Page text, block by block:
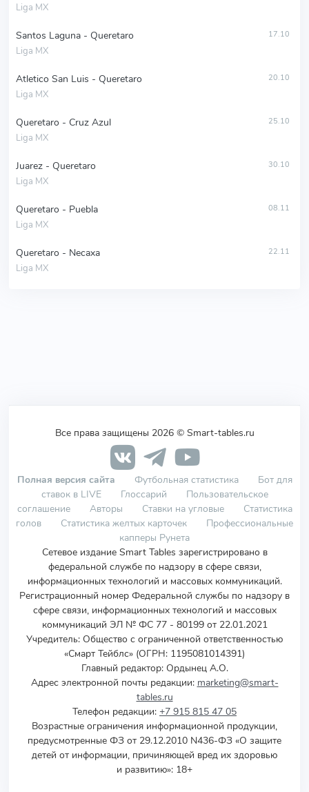
Liga MX
Santos Laguna - Queretaro
Liga MX
17.10
Atletico San Luis - Queretaro
Liga MX
20.10
Queretaro - Cruz Azul
Liga MX
25.10
Juarez - Queretaro
Liga MX
30.10
Queretaro - Puebla
Liga MX
08.11
Queretaro - Necaxa
Liga MX
22.11
Все права защищены 2026 © Smart-tables.ru
Полная версия сайта Футбольная статистика
Бот для
ставок в LIVE
Глоссарий
Пользовательское
соглашение
Авторы Ставки на угловые
Статистика
голов
Статистика желтых карточек
Профессиональные
капперы Рунета
Сетевое издание Smart Tables зарегистрировано в
федеральной службе по надзору в сфере связи,
информационных технологий и массовых коммуникаций.
Регистрационный номер Федеральной службы по надзору в
сфере связи, информационных технологий и массовых
коммуникаций ЭЛ № ФС 77 - 80199 от 22.01.2021
Учредитель: Общество с ограниченной ответственностью
«Смарт Тейблс» (ОГРН: 1195081014391)
Главный редактор: Ордынец А.О.
Адрес электронной почты редакции: marketing@smart-
tables.ru
Телефон редакции: +7 915 815 47 05
Возрастные ограничения информационной продукции,
предусмотренные ФЗ от 29.12.2010 N436-ФЗ «О защите
детей от информации, причиняющей вред их здоровью
и развитию»: 18+